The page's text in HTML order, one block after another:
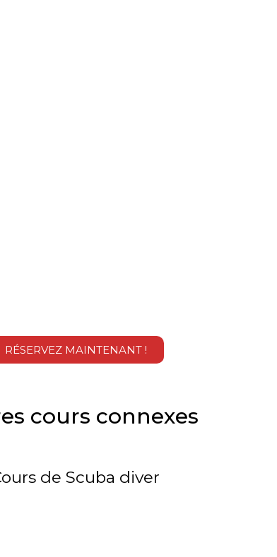
RÉSERVEZ MAINTENANT !
cours connexes
de Scuba diver